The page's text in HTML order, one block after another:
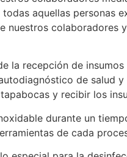
aquellas personas
nuestros colaboradores
la recepción de
de salud
y recibir los
durante un
de cada